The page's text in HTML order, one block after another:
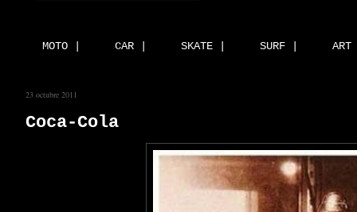
MOTO | CAR | SKATE | SURF |
23 octubre 2011
Coca-Cola